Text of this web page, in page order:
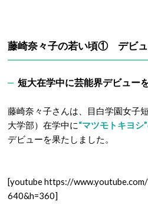
藤崎奈々子の若い頃① デビュ
短大在学中に芸能界デビュー
藤崎奈々子さんは、目白学園女子
大学部）在学中に“マツモトキヨシ
デビューを果たしました。
[youtube https://
640&h=360]